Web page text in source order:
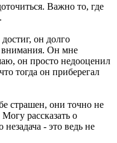
Важно то, где
он долго
внимания. Он мне
он просто недооценил
тогда он приберегал
страшен, они точно не
рассказать о
- это ведь не